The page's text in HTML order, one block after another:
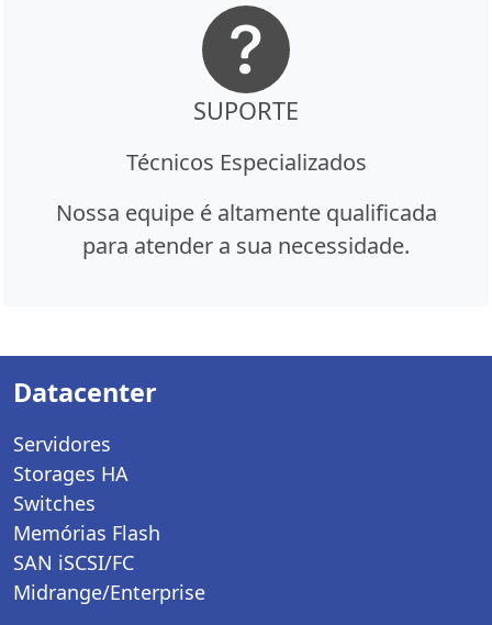
SUPORTE
Técnicos Especializados
Nossa equipe é altamente qualificada
para atender a sua necessidade.
Datacenter
Servidores
Storages HA
Switches
Memórias Flash
SAN iSCSI/FC
Midrange/Enterprise